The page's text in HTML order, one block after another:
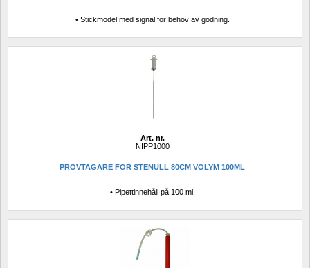
• Stickmodel med signal för behov av gödning.
Art. nr.
NIPP1000
PROVTAGARE FÖR STENULL 80CM VOLYM 100ML
• Pipettinnehåll på 100 ml.